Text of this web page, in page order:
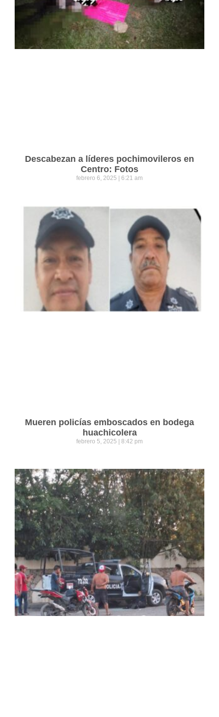
Descabezan a líderes pochimovileros en
Centro: Fotos
febrero 6, 2025 6:21 am
Mueren policías emboscados en bodega
huachicolera
febrero 5, 2025 8:42 pm